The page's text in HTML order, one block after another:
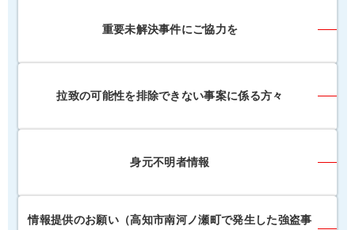
重要未解決事件にご協力を
拉致の可能性を排除できない事案に係る方々
身元不明者情報
情報提供のお願い（高知市南河ノ瀬町で発生した強盗事